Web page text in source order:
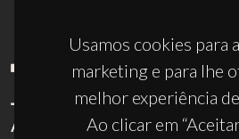
Usamos cookies para
marketing e para lhe
melhor experiência
Ao clicar em